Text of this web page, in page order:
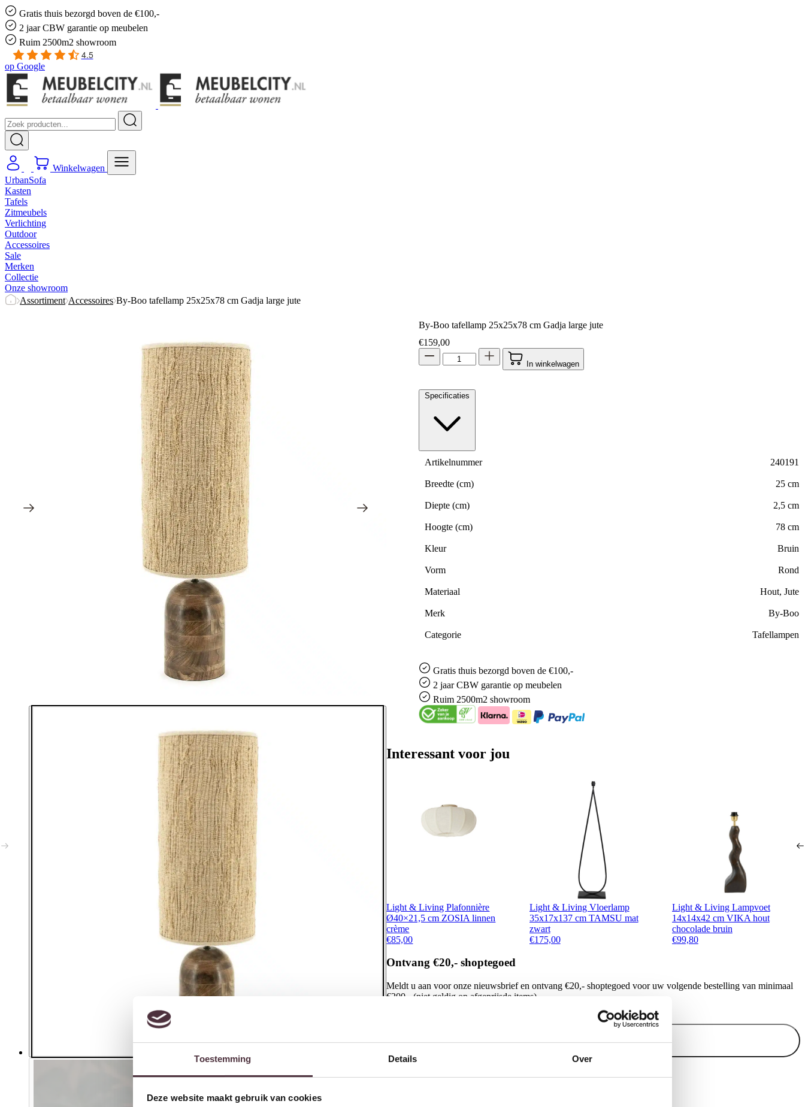
Toestemming Details Over
Deze website maakt gebruik van cookies
Gratis thuis bezorgd boven de €100,-
2 jaar CBW garantie op meubelen
Ruim 2500m2 showroom
4.5
op Google
Winkelwagen
UrbanSofa
Kasten
Tafels
Zitmeubels
Verlichting
Outdoor
Accessoires
Sale
Merken
Collectie
Onze showroom
Assortiment Accessoires By-Boo tafellamp 25x25x78 cm Gadja large jute
By-Boo tafellamp 25x25x78 cm Gadja large jute
€159,00
In winkelwagen
Specificaties
Artikelnummer 240191
Breedte (cm) 25 cm
Diepte (cm) 2,5 cm
Hoogte (cm) 78 cm
Kleur Bruin
Vorm Rond
Materiaal Hout, Jute
Merk By-Boo
Categorie Tafellampen
Gratisthuis bezorgd boven de €100,-
2 jaar CBW garantieop meubelen
Ruim 2500m2 showroom
Interessant voor jou
Light & Living Plafonnière
Ø40×21,5 cm ZOSIA linnen
crème
€85,00
Light & Living Vloerlamp
35x17x137 cm TAMSU mat
zwart
€175,00
Light & Living Lampvoet
14x14x42 cm VIKA hout
chocolade bruin
€99,80
Ontvang €20,- shoptegoed
Meldt u aan voor onze nieuwsbrief en ontvang €20,- shoptegoed voor uw volgende bestelling van minimaal
€200,- (niet geldig op afgeprijsde items).
Inschrijven